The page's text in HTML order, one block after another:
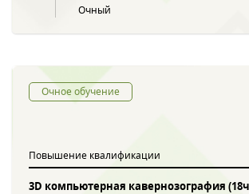
Очный
Очное обучение
Повышение квалификации
3D компьютерная кавернозография